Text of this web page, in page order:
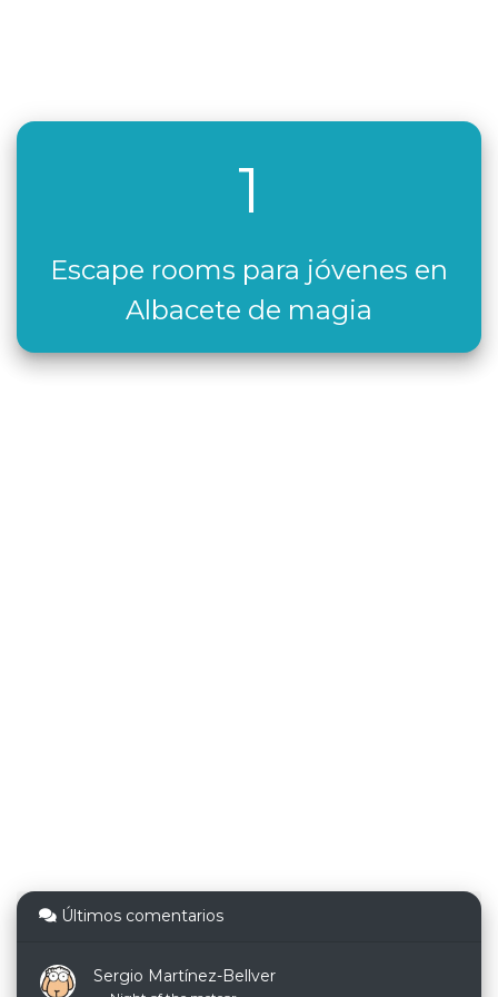
1
Escape rooms para jóvenes en
Albacete de magia
Últimos comentarios
Sergio Martínez-Bellver